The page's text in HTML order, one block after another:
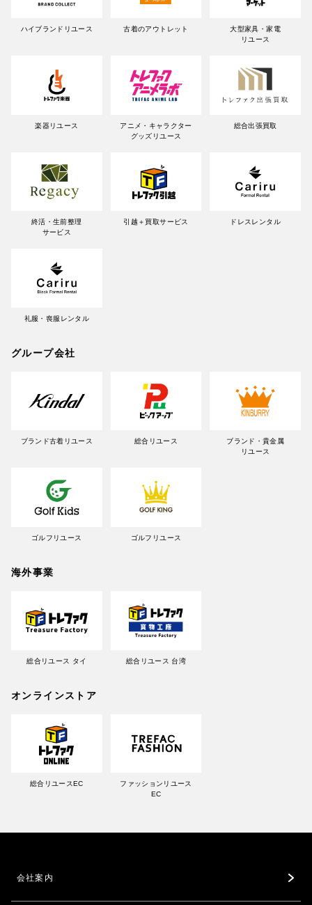
ハイブランドリユース 古着のアウトレット
大型家具・家電
リユース
楽器リユース
アニメ・キャラクター
グッズリユース
総合出張買取
終活・生前整理
サービス
引越＋買取サービス ドレスレンタル
礼服・喪服レンタル
グループ会社
ブランド古着リユース 総合リユース
ブランド・貴金属
リユース
ゴルフリユース ゴルフリユース
海外事業
総合リユース タイ 総合リユース 台湾
オンラインストア
総合リユースEC
ファッションリユース
EC
会社案内